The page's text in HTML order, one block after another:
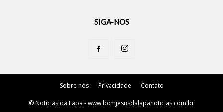
SIGA-NOS
Sobre nós Privacidade Contato
© Notícias da Lapa - www.bomjesusdalapanoticias.com.br